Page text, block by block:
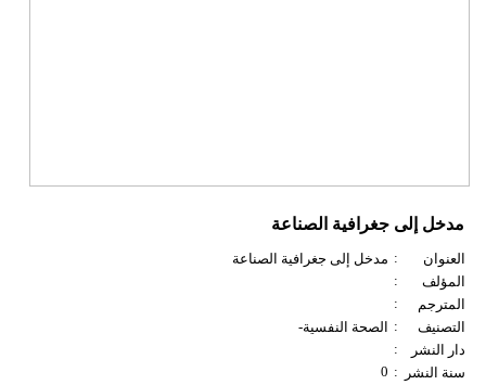
مدخل إلى جغرافية الصناعة
العنوان : مدخل إلى جغرافية الصناعة
المؤلف
:
المترجم
:
التصنيف
:
الصحة النفسية-
دار النشر
:
سنة النشر
:
0